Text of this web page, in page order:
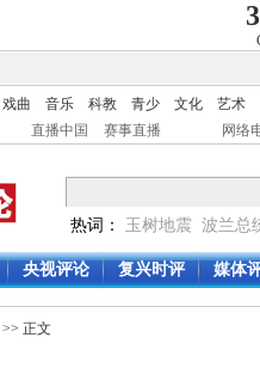
戏曲 音乐 科教 青少 文化
艺术
直播中国 赛事直播 网络
热词： 玉树地震 波兰总
央视评论 复兴时评 媒体
>> 正文